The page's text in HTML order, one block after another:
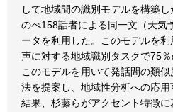
して地域間の識別モデルを構築
のべ158話者による同一文（天気
ータを利用した。このモデルを
声に対する地域識別タスクで75％
このモデルを用いて発話間の類
法を提案し、地域性分析への応
結果、杉藤らがアクセント特徴